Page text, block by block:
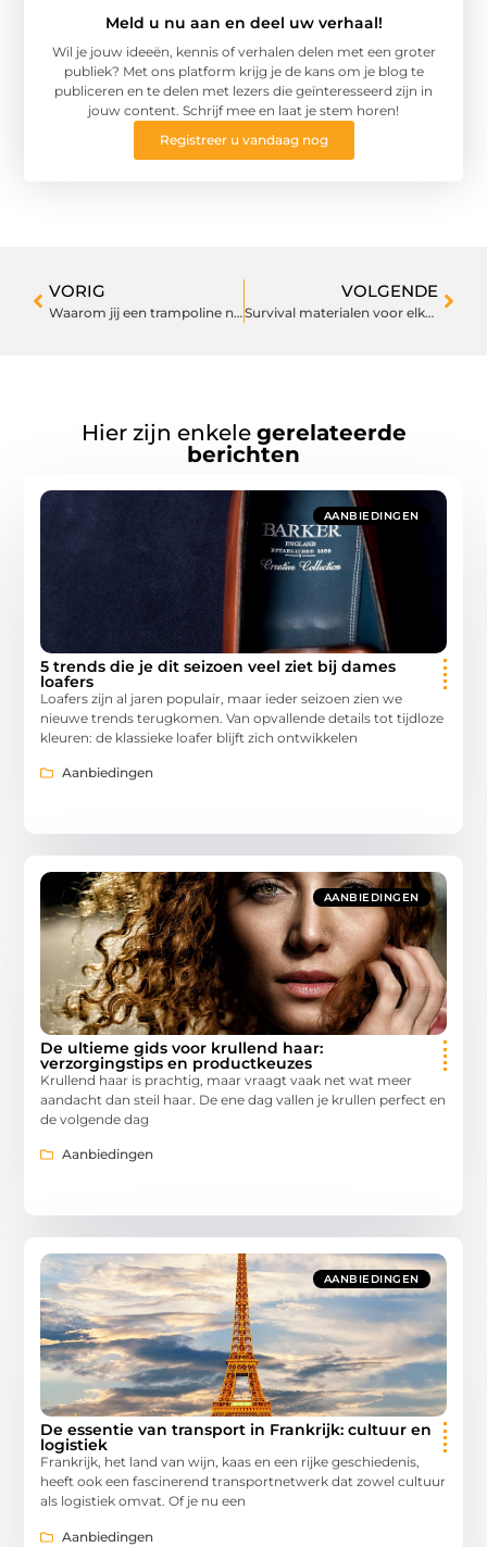
Meld u nu aan en deel uw verhaal!
Wil je jouw ideeën, kennis of verhalen delen met een groter
publiek? Met ons platform krijg je de kans om je blog te
publiceren en te delen met lezers die geïnteresseerd zijn in
jouw content. Schrijf mee en laat je stem horen!
Registreer u vandaag nog
VORIG
Waarom jij een trampoline nodig hebt: meer dan alleen plezier
VOLGENDE
Survival materialen voor elke sporter
Hier zijn enkele gerelateerde
berichten
AANBIEDINGEN
5 trends die je dit seizoen veel ziet bij dames
loafers
Loafers zijn al jaren populair, maar ieder seizoen zien we
nieuwe trends terugkomen. Van opvallende details tot tijdloze
kleuren: de klassieke loafer blijft zich ontwikkelen
Aanbiedingen
AANBIEDINGEN
De ultieme gids voor krullend haar:
verzorgingstips en productkeuzes
Krullend haar is prachtig, maar vraagt vaak net wat meer
aandacht dan steil haar. De ene dag vallen je krullen perfect en
de volgende dag
Aanbiedingen
AANBIEDINGEN
De essentie van transport in Frankrijk: cultuur en
logistiek
Frankrijk, het land van wijn, kaas en een rijke geschiedenis,
heeft ook een fascinerend transportnetwerk dat zowel cultuur
als logistiek omvat. Of je nu een
Aanbiedingen